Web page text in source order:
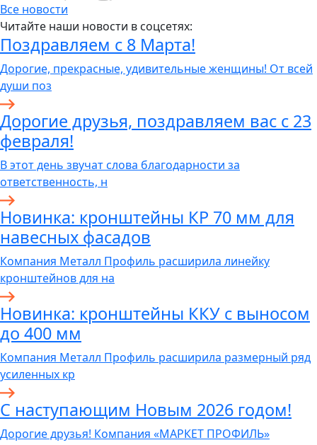
Все новости
Читайте наши новости в соцсетях:
Поздравляем с 8 Марта!
Дорогие, прекрасные, удивительные женщины! От всей
души поз
Дорогие друзья, поздравляем вас с 23
февраля!
В этот день звучат слова благодарности за
ответственность, н
Новинка: кронштейны КР 70 мм для
навесных фасадов
Компания Металл Профиль расширила линейку
кронштейнов для на
Новинка: кронштейны ККУ с выносом
до 400 мм
Компания Металл Профиль расширила размерный ряд
усиленных кр
С наступающим Новым 2026 годом!
Дорогие друзья! Компания «МАРКЕТ ПРОФИЛЬ»